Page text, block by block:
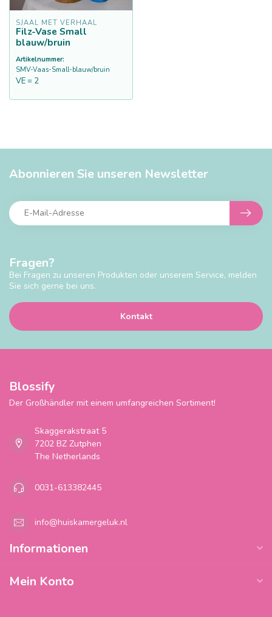
SJAAL MET VERHAAL
Filz-Vase Small
blauw/bruin
Artikelnummer:
SMV-Vaas-Small-blauw/bruin
VE = 2
Fragen?
Bei Fragen zu unseren Produkten oder unserem Service, melden
Sie sich gerne bei uns.
Kontakt
Abonnieren Sie unseren Newsletter
Blossify
Der Großhändler mit einem umfangreichen Sortiment!
Skaggerakstraat 5
7202 BZ Zutphen
The Netherlands
0031-613382445
info@huiskamergeluk.nl
Informationen
Mein Konto